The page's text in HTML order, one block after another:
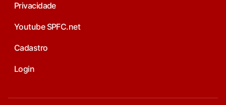
Privacidade
Youtube SPFC.net
Cadastro
Login